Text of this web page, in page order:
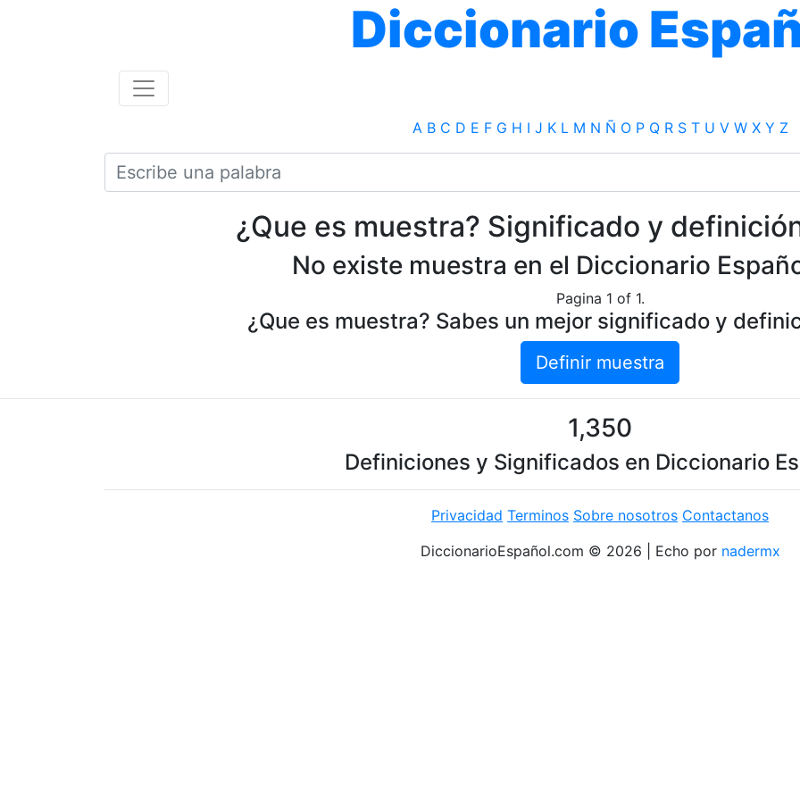
Diccionario
A B C D E F G H I J K L M N Ñ O P Q R S T U V W X Y Z
¿Que es muestra? Significado y
No existe muestra en el Diccionario
Pagina 1 of 1.
¿Que es muestra? Sabes un mejor significado y
Definir muestra
1,350
Definiciones y Significados en Diccionario
Privacidad Terminos Sobre nosotros Contactanos
DiccionarioEspañol.com © 2026 | Echo por nadermx